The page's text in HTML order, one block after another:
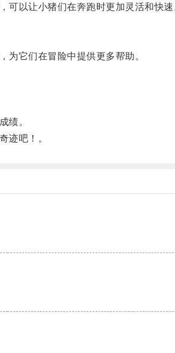
以让小猪们在奔跑时更加灵活和快速
它们在冒险中提供更多帮助。
绩。
迹吧！。